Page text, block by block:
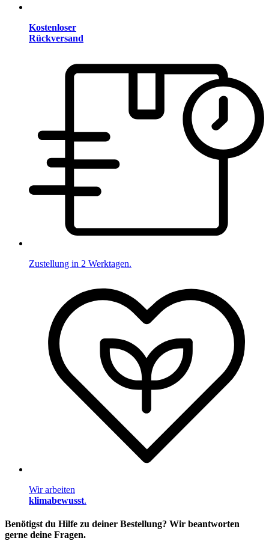
Kostenloser
Rückversand
Zustellung in 2 Werktagen.
Wir arbeiten
klimabewusst.
Benötigst du Hilfe zu deiner Bestellung? Wir beantworten
gerne deine Fragen.